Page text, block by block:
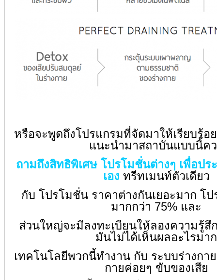
หรือจะพูดถึงโปรแกรมที่จัดมาให้เรียบร้
แนะนำมาสถาบันแบบนี้ค
ถามถึงสิทธิพิเศษ โปรโมชั่นต่างๆ เพื่อปร
เอง ทรีทเมนท์ตัวเดียว
กับ โปรโมชั่น ราคาต่างกันเยอะมาก โ
มากกว่า 75% และ
ส่วนใหญ่จะมีลงทะเบียนให้ลองความรู้สึ
มันไม่ได้เห็นผลอะไรมาก
เทคโนโลยีพวกนี้ทำงาน กับ ระบบร่างกา
กายค่อยๆ ขับของเสีย